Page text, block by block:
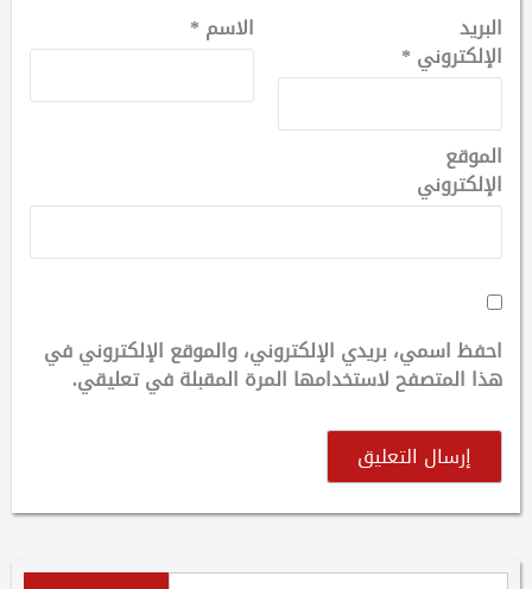
الاسم * البريد
الإلكتروني *
الموقع
الإلكتروني
احفظ اسمي، بريدي الإلكتروني، والموقع الإلكتروني في
هذا المتصفح لاستخدامها المرة المقبلة في تعليقي.